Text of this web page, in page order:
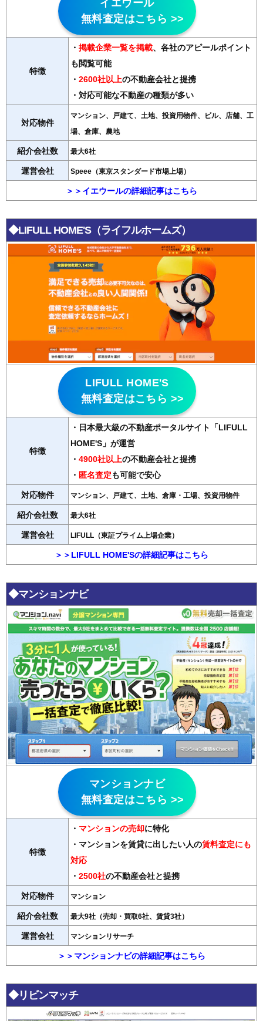
イエウール
無料査定はこちら >>
特徴
・ 掲載企業一覧を掲載、各社のアピールポイント
も閲覧可能
・ 2600社以上の不動産会社と提携
・対応可能な不動産の種類が多い
対応物件
マンション、戸建て、土地、投資用物件、ビル、店舗、工
場、倉庫、農地
紹介会社数 最大6社
運営会社 Speee（東京スタンダード市場上場）
＞＞イエウールの詳細記事はこちら
◆LIFULL HOME'S（ライフルホームズ）
LIFULL HOME'S
無料査定はこちら >>
特徴
・日本最大級の不動産ポータルサイト「LIFULL
HOME'S」が運営
・ 4900社以上の不動産会社と提携
・ 匿名査定も可能で安心
対応物件 マンション、戸建て、土地、倉庫・工場、投資用物件
紹介会社数 最大6社
運営会社 LIFULL（東証プライム上場企業）
＞＞LIFULL HOME'Sの詳細記事はこちら
◆マンションナビ
マンションナビ
無料査定はこちら >>
特徴
・ マンションの売却に特化
・マンションを賃貸に出したい人の賃料査定にも
対応
・ 2500社の不動産会社と提携
対応物件 マンション
紹介会社数 最大9社（売却・買取6社、賃貸3社）
運営会社 マンションリサーチ
＞＞マンションナビの詳細記事はこちら
◆リビンマッチ